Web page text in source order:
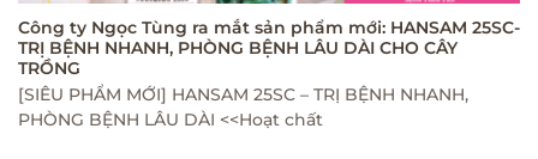
Công ty Ngọc Tùng ra mắt sản phẩm mới: HANSAM 25SC-
TRỊ BỆNH NHANH, PHÒNG BỆNH LÂU DÀI CHO CÂY
TRỒNG
[SIÊU PHẨM MỚI] HANSAM 25SC – TRỊ BỆNH NHANH,
PHÒNG BỆNH LÂU DÀI <<Hoạt chất